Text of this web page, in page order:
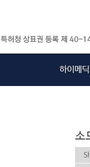
하이메
소